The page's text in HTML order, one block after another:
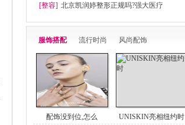
[整容] 北京凯润婷整形正规吗?强大医疗
服饰搭配 流行时尚 风尚配饰
配饰没到位,怎么 UNISKIN亮相纽约时